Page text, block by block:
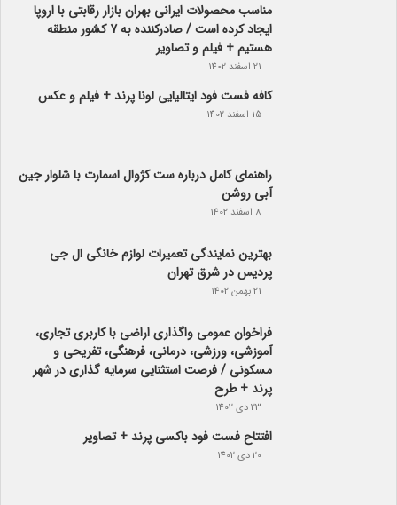
مناسب محصولات ایرانی بهران بازار رقابتی با اروپا
ایجاد کرده است / صادرکننده به 7 کشور منطقه
هستیم + فیلم و تصاویر
21 اسفند 1402
کافه فست فود ایتالیایی لونا پرند + فیلم و عکس
15 اسفند 1402
راهنمای کامل درباره ست کژوال اسمارت با شلوار جین
آبی روشن
8 اسفند 1402
بهترین نمایندگی تعمیرات لوازم خانگی ال جی
پردیس در شرق تهران
21 بهمن 1402
فراخوان عمومی واگذاری اراضی با کاربری تجاری،
آموزشی، ورزشی، درمانی، فرهنگی، تفریحی و
مسکونی / فرصت استثنایی سرمایه گذاری در شهر
پرند + طرح
23 دی 1402
افتتاح فست فود باکسی پرند + تصاویر
20 دی 1402